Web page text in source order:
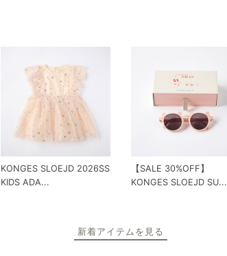
KONGES SLOEJD 2026SS
KIDS ADA...
【SALE 30%OFF】
KONGES SLOEJD SU...
新着アイテムを見る